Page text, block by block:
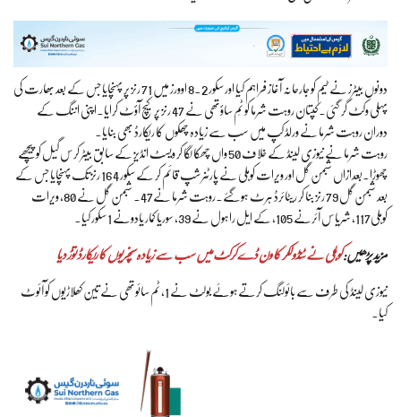
دونوں بیٹرز نے ٹیم کو جارحانہ آغاز فراہم کیا اور سکور 8.2 اوورز میں 71 رنز پر پہنچایا جس کے بعد بھارت کی
پہلی وکٹ گر گئی۔کپتان روہت شرما کو ٹِم ساؤتھی نے 47 رنز پر کیچ آؤٹ کرایا۔اپنی اننگ کے
دوران روہت شرما نے ورلڈ کپ میں سب سے زیادہ چھکوں کا ریکارڈ بھی بنایا۔
روہت شرما نے نیوزی لینڈ کے خلاف 50 واں چھکا لگا کر ویسٹ انڈیز کے سابق بیٹر کرس گیل کو پیچھے
چھوڑا۔بعدازاں شبمن گل اور ویرات کوہلی نے پارٹنرشپ قائم کر کے سکور 164 رنز تک پہنچایا جس کے
بعد شبمن گل 79 رنز بنا کر ریٹائرڈ ہرٹ ہوگئے۔روہت شرما نے47۔ شبمن گل نے 80، ویرات
کوہلی117، شریاس آئرنے 105، کے ایل راہول نے 39، سوریا کمار یادونے 1 سکور کیا۔
مزید پڑھیں:کوہلی نے ٹنڈولکر کا ون ڈے کرکٹ میں سب سے زیادہ سنچریوں کا ریکارڈ توڑ دیا
نیوزی لینڈ کی طرف سے بائولنگ کرتےہوئے بولٹ نے 1، ٹم سائوتھی نے تین کھلاڑیوں کو آئوٹ
کیا۔